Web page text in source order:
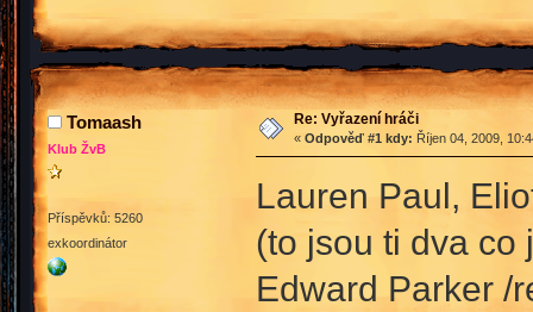
Tomaash
Klub ŽvB
Příspěvků: 5260
exkoordinátor
Re: Vyřazení hráči
« Odpověď #1 kdy: Říjen 04, 2009,
Lauren Paul,
(to jsou ti dva co
Edward Parker /